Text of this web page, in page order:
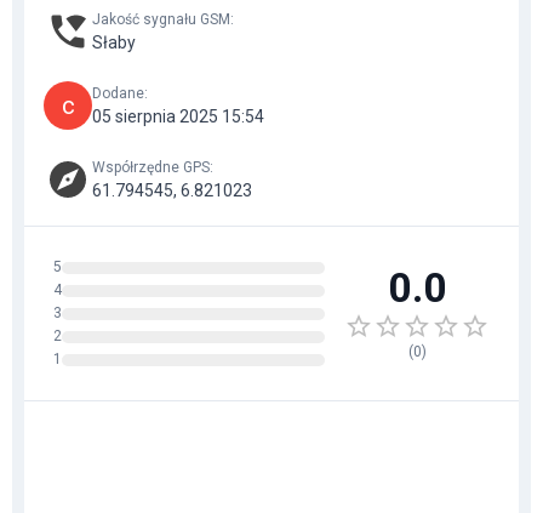
Jakość sygnału GSM :
Słaby
c Dodane:
05 sierpnia 2025 15:54
Współrzędne GPS:
61.794545, 6.821023
5
4
3
2
1
0.0
(0)